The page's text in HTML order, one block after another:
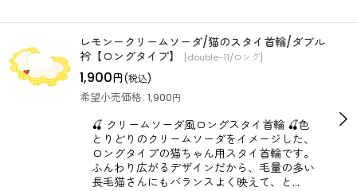
レモンークリームソーダ/猫のスタイ首輪/ダブル
衿【ロングタイプ】
[double-11/ロング]
1,900円(税込)
希望小売価格: 1,900円
🍒 クリームソーダ風ロングスタイ首輪 🍒色
とりどりのクリームソーダをイメージした、
ロングタイプの猫ちゃん用スタイ首輪です。
ふんわり広がるデザインだから、毛量の多い
長毛猫さんにもバランスよく映えて、と…